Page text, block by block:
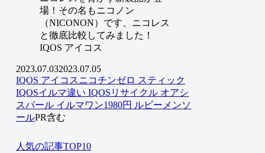
IQOS アイコス
2023.07.032023.07.05
IQOS アイコスニコチンゼロ スティック
IQOSイルマ違い IQOSリサイクル オアシ
スパール イルマワン1980円 ルビーメンソ
ールPR含む
人気の記事TOP10